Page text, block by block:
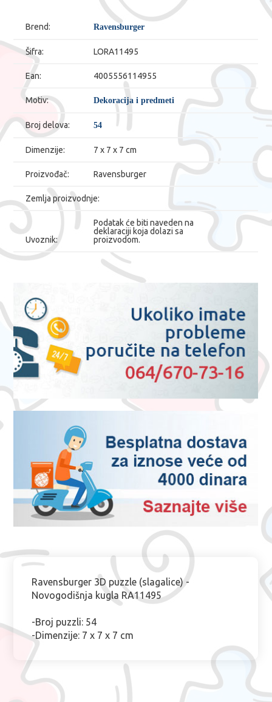
Brend: Ravensburger
Šifra: LORA11495
Ean: 4005556114955
Motiv: Dekoracija i predmeti
Broj delova: 54
Dimenzije: 7 x 7 x 7 cm
Proizvođač: Ravensburger
Zemlja proizvodnje:
Uvoznik:
Podatak će biti naveden na
deklaraciji koja dolazi sa
proizvodom.
Ravensburger 3D puzzle (slagalice) -
Novogodišnja kugla RA11495
-Broj puzzli: 54
-Dimenzije: 7 x 7 x 7 cm